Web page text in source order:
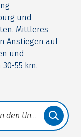
und
Mittleres
Anstiegen auf
und
55 km.